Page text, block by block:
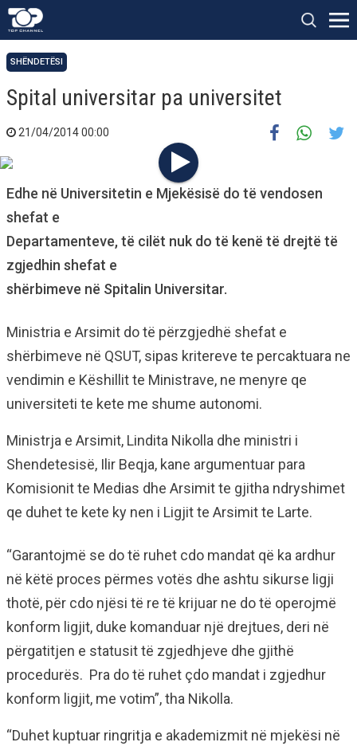
SHËNDETËSI
Spital universitar pa universitet
21/04/2014 00:00
Edhe në Universitetin e Mjekësisë do të vendosen
shefat e
Departamenteve, të cilët nuk do të kenë të drejtë të
zgjedhin shefat e
shërbimeve në Spitalin Universitar.
Ministria e Arsimit do të përzgjedhë shefat e
shërbimeve në QSUT, sipas kritereve te percaktuara ne
vendimin e Këshillit te Ministrave, ne menyre qe
universiteti te kete me shume autonomi.
Ministrja e Arsimit, Lindita Nikolla dhe ministri i
Shendetesisë, Ilir Beqja, kane argumentuar para
Komisionit te Medias dhe Arsimit te gjitha ndryshimet
qe duhet te kete ky nen i Ligjit te Arsimit te Larte.
“Garantojmë se do të ruhet cdo mandat që ka ardhur
në këtë proces përmes votës dhe ashtu sikurse ligji
thotë, për cdo njësi të re të krijuar ne do të operojmë
konform ligjit, duke komanduar një drejtues, deri në
përgatitjen e statusit të zgjedhjeve dhe gjithë
procedurës. Pra do të ruhet çdo mandat i zgjedhur
konform ligjit, me votim”, tha Nikolla.
“Duhet kuptuar ringritja e akademizmit në mjekësi në